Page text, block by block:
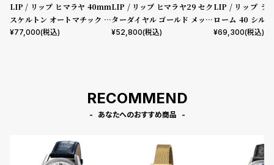
LIP / リップ ヒマラヤ 40mm
スケルトン オートマチック シ
ルバー ダークブルー レザー
¥77,000(税込)
LIP / リップ ヒマラヤ29 セク
ターダイヤル ゴールド メッシ
ュ
¥52,800(税込)
LIP / リップ ラ
ローム 40 シル
ホワイト ブラッ
¥69,300(税込)
RECOMMEND
あなたへのおすすめ商品